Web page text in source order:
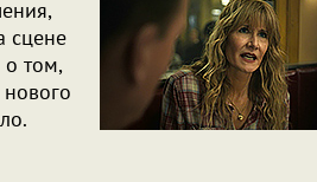
сцене
о том,